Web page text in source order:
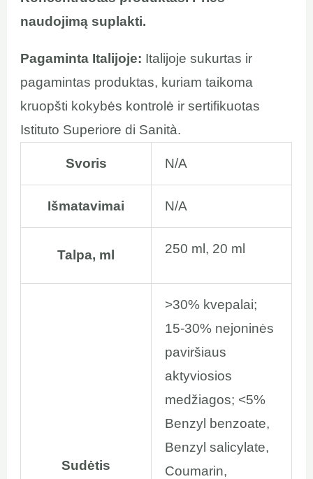
naudojimą suplakti.
Pagaminta Italijoje: Italijoje sukurtas ir
pagamintas produktas, kuriam taikoma
kruopšti kokybės kontrolė ir sertifikuotas
Istituto Superiore di Sanità.
Svoris N/A
Išmatavimai N/A
Talpa, ml 250 ml, 20 ml
Sudėtis
>30% kvepalai;
15-30% nejoninės
paviršiaus
aktyviosios
medžiagos; <5%
Benzyl benzoate,
Benzyl salicylate,
Coumarin,